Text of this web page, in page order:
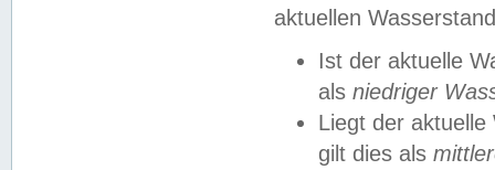
aktuellen
Ist der aktuelle
als niedriger
Liegt der
gilt dies als